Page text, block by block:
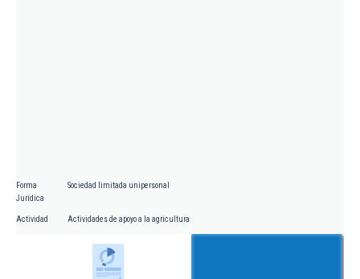
Forma
Jurídica
Sociedad limitada unipersonal
Actividad Actividades de apoyo a la agricultura